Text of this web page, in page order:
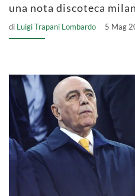
una nota discoteca
di Luigi Trapani Lombardo 5 Mag